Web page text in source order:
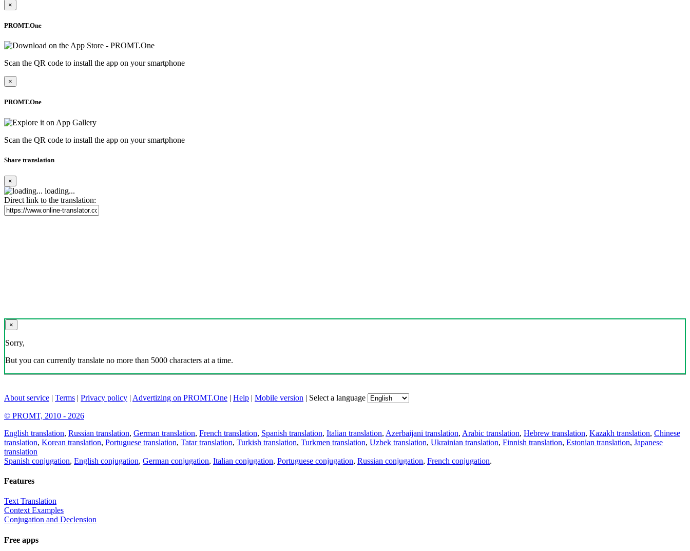
×
PROMT.One
Scan the QR code to install the app on your smartphone
×
PROMT.One
Scan the QR code to install the app on your smartphone
Share translation
×
loading...
Direct link to the translation:
×
Sorry,
But you can currently translate no more than 5000 characters at a time.
About service | Terms | Privacy policy | Advertizing on PROMT.One | Help | Mobile version | Select a language
© PROMT, 2010 - 2026
English translation, Russian translation, German translation, French translation, Spanish translation, Italian translation, Azerbaijani translation, Arabic translation, Hebrew translation, Kazakh translation, Chinese
translation, Korean translation, Portuguese translation, Tatar translation, Turkish translation, Turkmen translation, Uzbek translation, Ukrainian translation, Finnish translation, Estonian translation, Japanese
translation
Spanish conjugation, English conjugation, German conjugation, Italian conjugation, Portuguese conjugation, Russian conjugation, French conjugation.
Features
Text Translation
Context Examples
Conjugation and Declension
Free apps